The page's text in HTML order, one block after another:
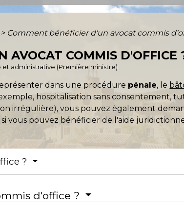
> Comment bénéficier d'un avocat commis
AVOCAT COMMIS D'OFFICE
administrative (Première ministre)
dans une procédure pénale, le
hospitalisation sans consentement,
irrégulière), vous pouvez également
vous pouvez bénéficier de l'aide
?
d'office ?